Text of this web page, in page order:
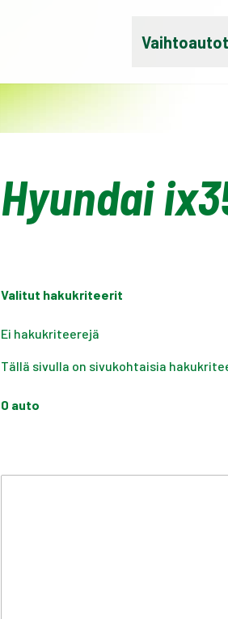
Vaihtoautot
Hyundai
Valitut hakukriteerit
Ei hakukriteerejä
Tällä sivulla on sivukohtaisia
0 auto